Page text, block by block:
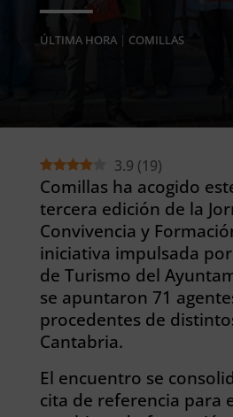
ÚLTIMA HORA| COMILLAS
3.9 (19)
Comillas ha acogido
tercera edición de la
Convivencia y
iniciativa impulsada
de Turismo del
se apuntaron 71
procedentes de
Cantabria.
El encuentro se
cita de referencia para